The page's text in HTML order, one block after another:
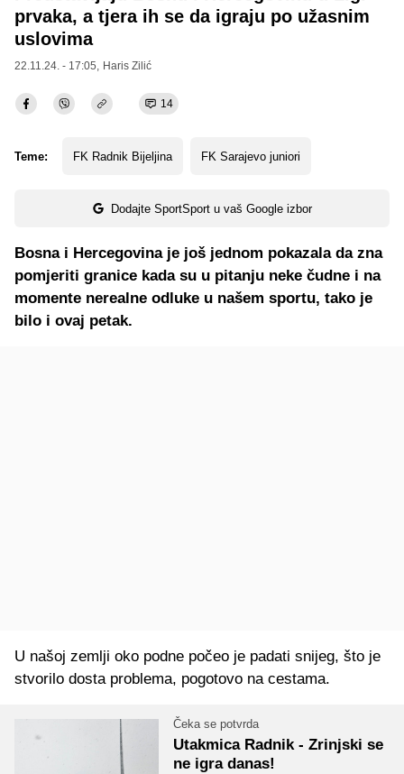
prvaka, a tjera ih se da igraju po užasnim
uslovima
22.11.24. - 17:05, Haris Zilić
14
Teme: FK Radnik Bijeljina FK Sarajevo juniori
Dodajte SportSport u vaš Google izbor
Bosna i Hercegovina je još jednom pokazala da zna
pomjeriti granice kada su u pitanju neke čudne i na
momente nerealne odluke u našem sportu, tako je
bilo i ovaj petak.
U našoj zemlji oko podne počeo je padati snijeg, što je
stvorilo dosta problema, pogotovo na cestama.
Čeka se potvrda
Utakmica Radnik - Zrinjski se
ne igra danas!